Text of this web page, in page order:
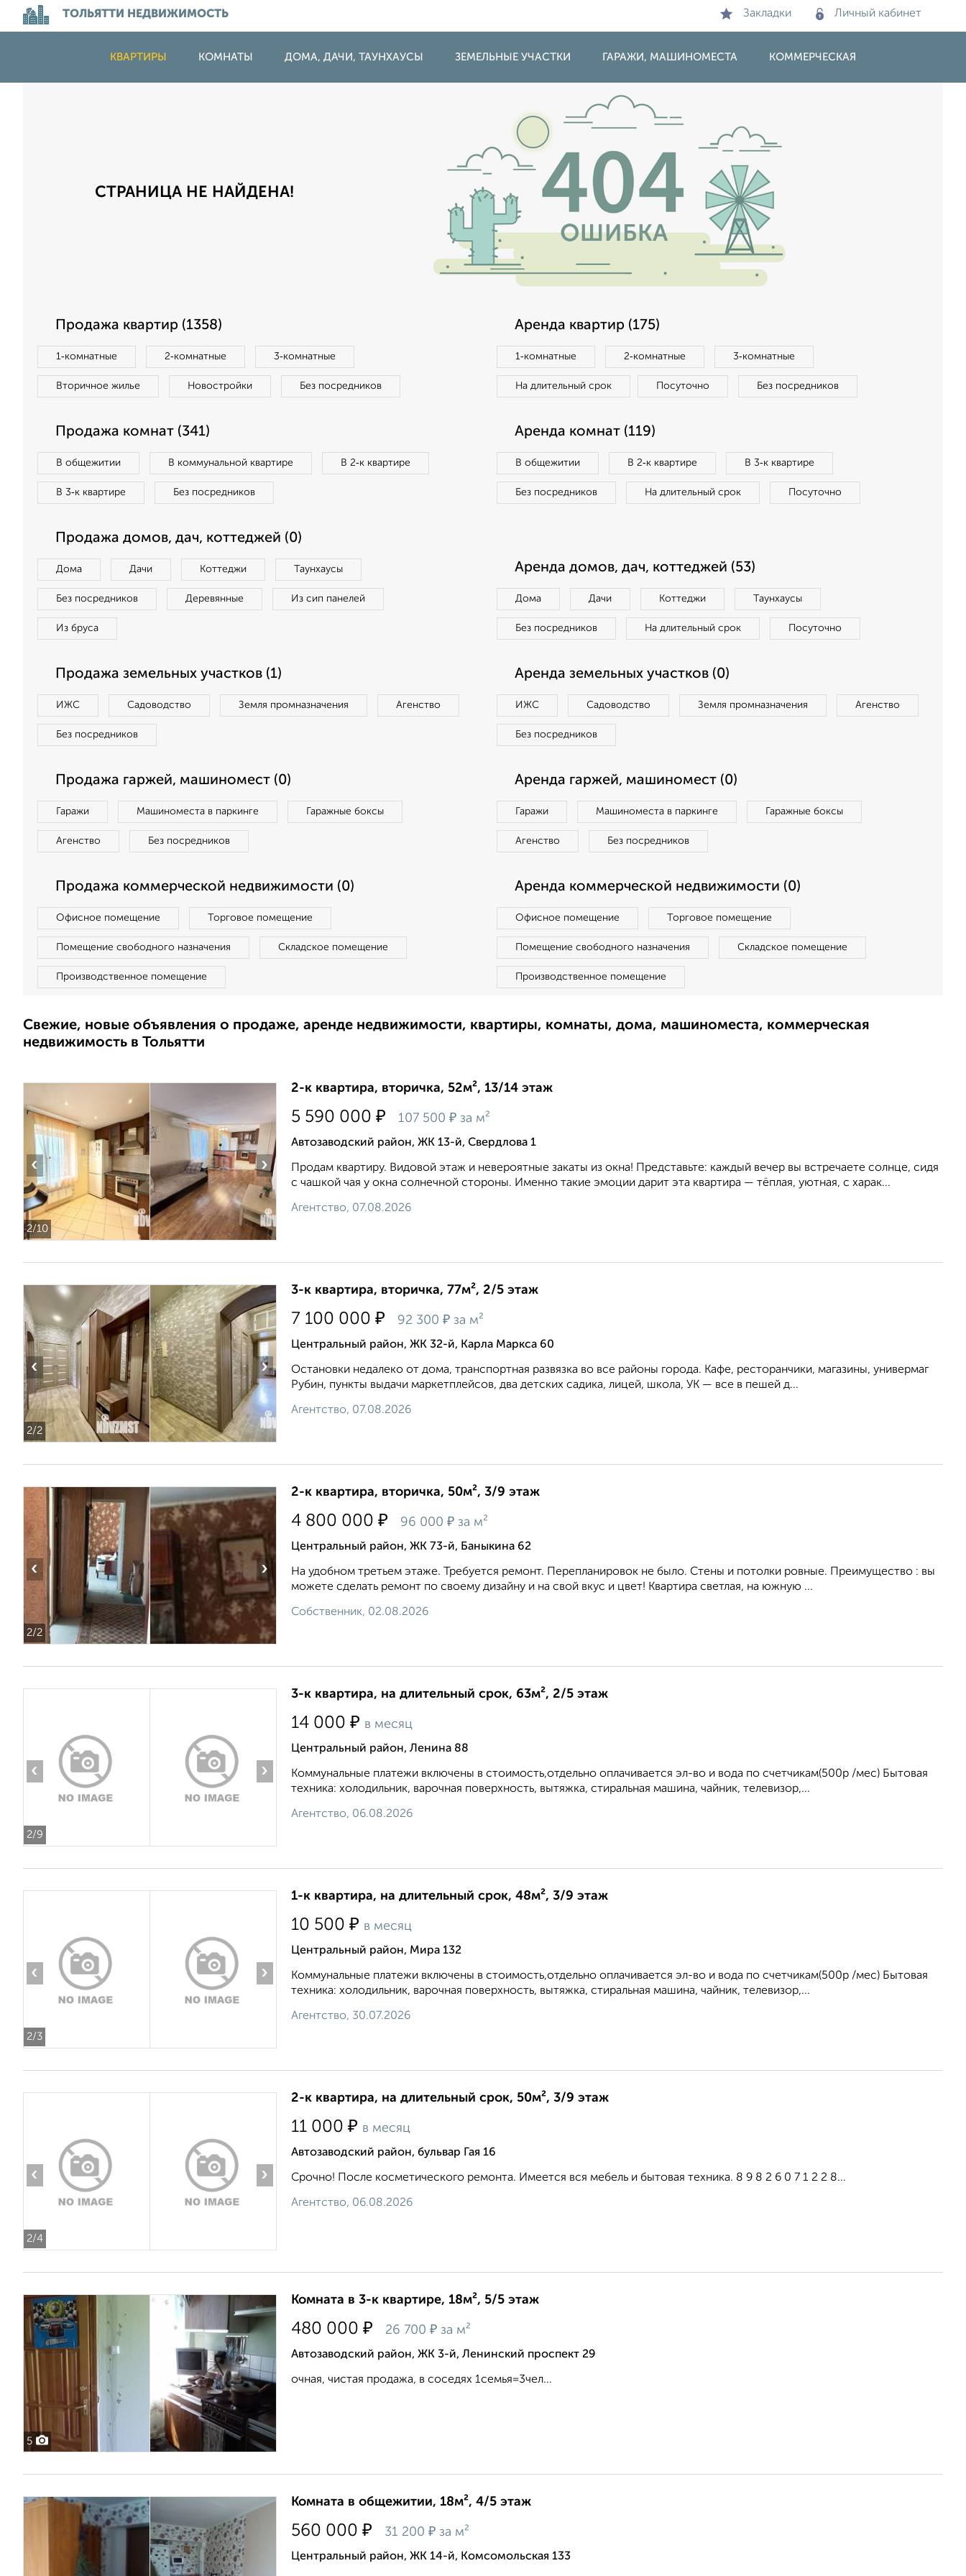
ТОЛЬЯТТИ НЕДВИЖИМОСТЬ Закладки Личный кабинет
КВАРТИРЫ КОМНАТЫ ДОМА, ДАЧИ, ТАУНХАУСЫ ЗЕМЕЛЬНЫЕ УЧАСТКИ ГАРАЖИ, МАШИНОМЕСТА КОММЕРЧЕСКАЯ
СТРАНИЦА НЕ НАЙДЕНА!
Продажа квартир (1358)
1‑комнатные 2‑комнатные 3‑комнатные
Вторичное жилье Новостройки Без посредников
Аренда квартир (175)
1‑комнатные 2‑комнатные 3‑комнатные
На длительный срок Посуточно Без посредников
Продажа комнат (341)
В общежитии В коммунальной квартире В 2‑к квартире
В 3‑к квартире Без посредников
Аренда комнат (119)
В общежитии В 2‑к квартире В 3‑к квартире
Без посредников На длительный срок Посуточно
Продажа домов, дач, коттеджей (0)
Дома Дачи Коттеджи Таунхаусы
Без посредников Деревянные Из сип панелей
Из бруса
Аренда домов, дач, коттеджей (53)
Дома Дачи Коттеджи Таунхаусы
Без посредников На длительный срок Посуточно
Продажа земельных участков (1)
ИЖС Садоводство Земля промназначения Агенство
Без посредников
Аренда земельных участков (0)
ИЖС Садоводство Земля промназначения Агенство
Без посредников
Продажа гаржей, машиномест (0)
Гаражи Машиноместа в паркинге Гаражные боксы
Агенство Без посредников
Аренда гаржей, машиномест (0)
Гаражи Машиноместа в паркинге Гаражные боксы
Агенство Без посредников
Продажа коммерческой недвижимости (0)
Офисное помещение Торговое помещение
Помещение свободного назначения Складское помещение
Производственное помещение
Аренда коммерческой недвижимости (0)
Офисное помещение Торговое помещение
Помещение свободного назначения Складское помещение
Производственное помещение
Свежие, новые объявления о продаже, аренде недвижимости, квартиры, комнаты, дома, машиноместа, коммерческая
недвижимость в Тольятти
2/10
‹ ›
2-к квартира, вторичка, 52м², 13/14 этаж
5 590 000 ₽ 107 500 ₽ за м²
Автозаводский район, ЖК 13-й, Свердлова 1
Продам квартиру. Видовой этаж и невероятные закаты из окна! Представьте: каждый вечер вы встречаете солнце, сидя
с чашкой чая у окна солнечной стороны. Именно такие эмоции дарит эта квартира — тёплая, уютная, с харак...
Агентство, 07.08.2026
2/2
‹ ›
3-к квартира, вторичка, 77м², 2/5 этаж
7 100 000 ₽ 92 300 ₽ за м²
Центральный район, ЖК 32-й, Карла Маркса 60
Остановки недалеко от дома, транспортная развязка во все районы города. Кафе, ресторанчики, магазины, универмаг
Рубин, пункты выдачи маркетплейсов, два детских садика, лицей, школа, УК — все в пешей д...
Агентство, 07.08.2026
2/2
‹ ›
2-к квартира, вторичка, 50м², 3/9 этаж
4 800 000 ₽ 96 000 ₽ за м²
Центральный район, ЖК 73-й, Баныкина 62
На удобном третьем этаже. Требуется ремонт. Перепланировок не было. Стены и потолки ровные. Преимущество : вы
можете сделать ремонт по своему дизайну и на свой вкус и цвет! Квартира светлая, на южную ...
Собственник, 02.08.2026
2/9
‹ ›
3-к квартира, на длительный срок, 63м², 2/5 этаж
14 000 ₽ в месяц
Центральный район, Ленина 88
Коммунальные платежи включены в стоимость,отдельно оплачивается эл-во и вода по счетчикам(500р /мес) Бытовая
техника: холодильник, варочная поверхность, вытяжка, стиральная машина, чайник, телевизор,...
Агентство, 06.08.2026
2/3
‹ ›
1-к квартира, на длительный срок, 48м², 3/9 этаж
10 500 ₽ в месяц
Центральный район, Мира 132
Коммунальные платежи включены в стоимость,отдельно оплачивается эл-во и вода по счетчикам(500р /мес) Бытовая
техника: холодильник, варочная поверхность, вытяжка, стиральная машина, чайник, телевизор,...
Агентство, 30.07.2026
2/4
‹ ›
2-к квартира, на длительный срок, 50м², 3/9 этаж
11 000 ₽ в месяц
Автозаводский район, бульвар Гая 16
Срочно! После косметического ремонта. Имеется вся мебель и бытовая техника. 8 9 8 2 6 0 7 1 2 2 8...
Агентство, 06.08.2026
5
Комната в 3-к квартире, 18м², 5/5 этаж
480 000 ₽ 26 700 ₽ за м²
Автозаводский район, ЖК 3-й, Ленинский проспект 29
очная, чистая продажа, в соседях 1семья=3чел...
Комната в общежитии, 18м², 4/5 этаж
560 000 ₽ 31 200 ₽ за м²
Центральный район, ЖК 14-й, Комсомольская 133